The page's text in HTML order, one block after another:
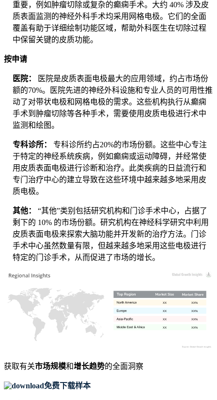
重要，例如肿瘤切除或复杂的癫痫手术。大约 40% 涉及皮
质表面监测的神经外科手术均采用网格电极。它们的全面
覆盖有助于详细绘制功能区域，帮助外科医生在切除过程
中保留关键的皮质功能。
按申请
医院：
医院是皮质表面电极最大的应用领域，约占市场份
额的70%。医院先进的神经外科设施和专业人员的可用性推
动了对带状电极和网格电极的需求。这些机构执行从癫痫
手术到肿瘤切除等各种手术，需要使用皮质电极进行术中
监测和绘图。
专科诊所： 专科诊所约占20%的市场份额。这些中心专注
于特定的神经系统疾病，例如癫痫或运动障碍，并经常使
用皮质表面电极进行诊断和治疗。此类疾病的日益流行和
专门治疗中心的建立导致在这些环境中越来越多地采用皮
质电极。
其他： “其他”类别包括研究机构和门诊手术中心，占据了
剩下的 10% 的市场份额。研究机构在神经科学研究中利用
皮质表面电极来探索大脑功能并开发新的治疗方法。门诊
手术中心虽然数量有限，但越来越多地采用这些电极进行
特定的门诊手术，从而促进了市场的增长。
XX%
XX
XX%
XX
XX%
XX
XX%
XX
获取有关市场规模和增长趋势的全面洞察
免费下载样本